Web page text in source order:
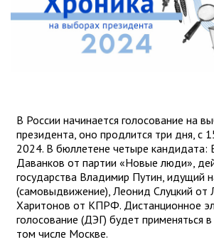
В России начинается голосование на
президента, оно продлится три дня, с
2024. В бюллетене четыре кандидата:
Даванков от партии «Новые люди»,
государства Владимир Путин, идущий
(самовыдвижение), Леонид Слуцкий
Харитонов от КПРФ. Дистанционное
голосование (ДЭГ) будет применяться
том числе Москве.